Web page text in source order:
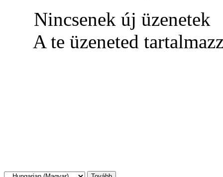
Nincsenek új üzenetek
A te üzeneted